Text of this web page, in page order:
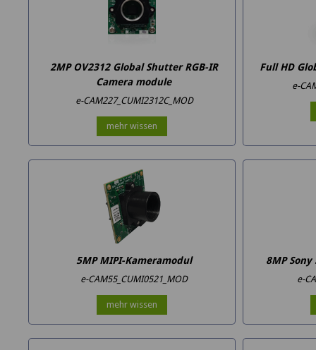
2MP OV2312 Global Shutter RGB-IR
Camera module
e-CAM227_CUMI2312C_MOD
mehr wissen
Full HD
e-
5MP MIPI-Kameramodul
e-CAM55_CUMI0521_MOD
mehr wissen
8MP
e-